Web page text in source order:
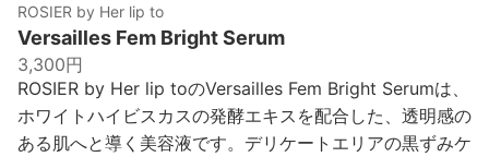
ROSIER by Her lip to
Versailles Fem Bright Serum
3,300円
ROSIER by Her lip toのVersailles Fem Bright Serumは、
ホワイトハイビスカスの発酵エキスを配合した、透明感の
ある肌へと導く美容液です。デリケートエリアの黒ずみケ